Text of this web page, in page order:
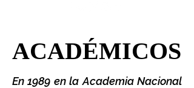
ACADÉMICOS
ACADÉMICOS
En 1989 en la Academia Nacional